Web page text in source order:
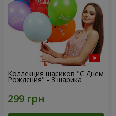
Коллекция шариков "С Днем
Рождения" - 3 шарика